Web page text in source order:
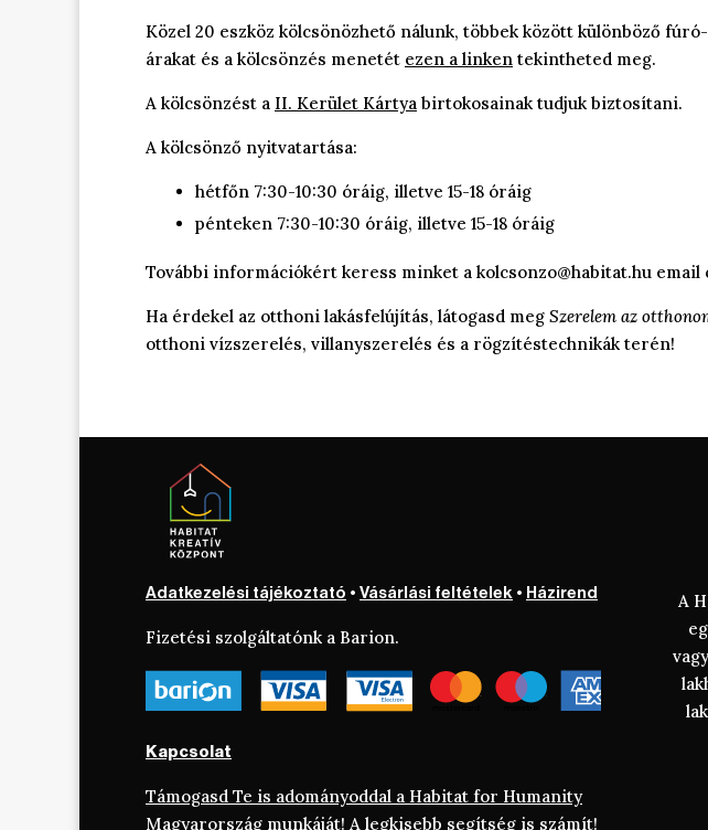
Közel 20 eszköz kölcsönözhető nálunk, többek között különböző
árakat és a kölcsönzés menetét ezen a linken tekintheted meg.
A kölcsönzést a II. Kerület Kártya birtokosainak tudjuk biztosítani.
A kölcsönző nyitvatartása:
hétfőn 7:30-10:30 óráig, illetve 15-18 óráig
pénteken 7:30-10:30 óráig, illetve 15-18 óráig
További információkért keress minket a kolcsonzo@habitat.hu email
Ha érdekel az otthoni lakásfelújítás, látogasd meg Szerelem az
otthoni vízszerelés, villanyszerelés és a rögzítéstechnikák terén!
Adatkezelési tájékoztató • Vásárlási feltételek • Házirend
Fizetési szolgáltatónk a Barion.
Kapcsolat
Támogasd Te is adományoddal a Habitat for Humanity
Magyarország munkáját! A legkisebb segítség is számít!
A